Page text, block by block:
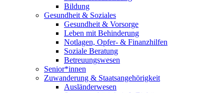
Bildung
Gesundheit & Soziales
Gesundheit & Vorsorge
Leben mit Behinderung
Notlagen, Opfer- & Finanzhilfen
Soziale Beratung
Betreuungswesen
Senior*innen
Zuwanderung & Staatsangehörigkeit
Ausländerwesen